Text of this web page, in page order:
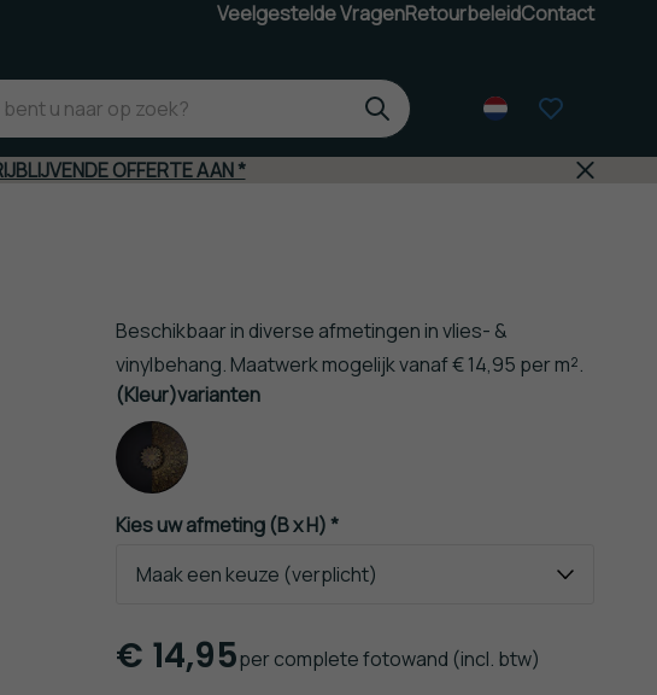
Veelgestelde VragenRetourbeleidContact
OFFERTE AAN *
Beschikbaar in diverse afmetingen in vlies- &
vinylbehang. Maatwerk mogelijk vanaf € 14,95 per m².
(Kleur)varianten
Kies uw afmeting (B x H) *
€14,95per complete fotowand (incl. btw)